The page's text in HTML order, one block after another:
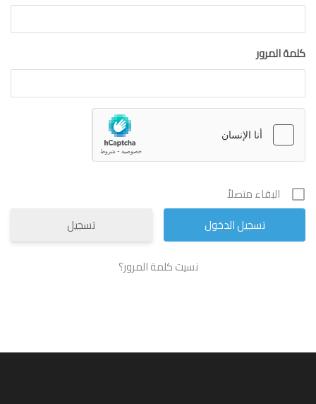
كلمة المرور
البقاء متصلاً
تسجيل
نسيت كلمة المرور؟